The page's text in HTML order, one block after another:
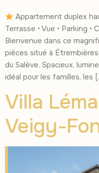
Appartement duplex
Terrasse • Vue • Parking •
Bienvenue dans ce
pièces situé à
du Salève. Spacieux,
idéal pour les familles, les
Villa
Veigy-